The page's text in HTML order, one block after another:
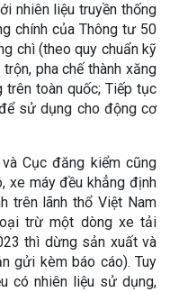
nhiên liệu truyền thống
chính của Thông tư 50
chì (theo quy chuẩn kỹ
pha chế thành xăng
toàn quốc; Tiếp tục
sử dụng cho động cơ
Cục đăng kiểm cũng
xe máy đều khẳng định
trên lãnh thổ Việt Nam
trừ một dòng xe tải
thì dừng sản xuất và
gửi kèm báo cáo). Tuy
có nhiên liệu sử dụng,